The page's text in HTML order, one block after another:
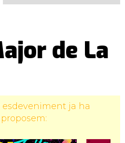
de La
esdeveniment ja ha